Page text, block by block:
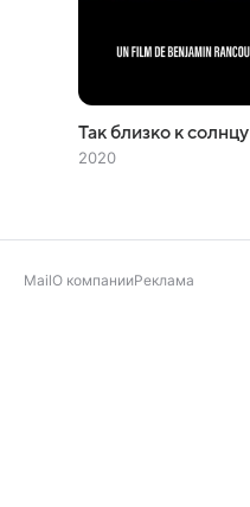
Так близко к солнцу
2020
MailО компанииРеклама